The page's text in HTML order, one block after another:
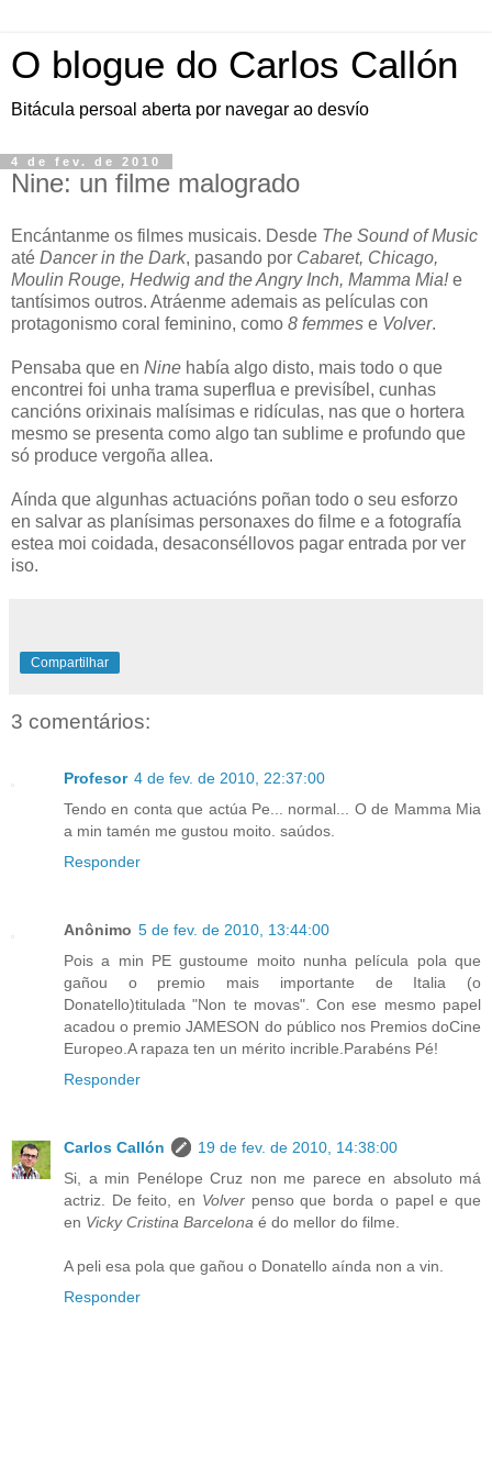
O blogue do Carlos Callón
Bitácula persoal aberta por navegar ao desvío
4 de fev. de 2010
Nine: un filme malogrado
Encántanme os filmes musicais. Desde The Sound of Music
até Dancer in the Dark, pasando por Cabaret, Chicago,
Moulin Rouge, Hedwig and the Angry Inch, Mamma Mia!e
tantísimos outros. Atráenme ademais as películas con
protagonismo coral feminino, como 8 femmes e Volver.
Pensaba que en Nine había algo disto, mais todo o que
encontrei foi unha trama superflua e previsíbel, cunhas
cancións orixinais malísimas e ridículas, nas que o hortera
mesmo se presenta como algo tan sublime e profundo que
só produce vergoña allea.
Aínda que algunhas actuacións poñan todo o seu esforzo
en salvar as planísimas personaxes do filme e a fotografía
estea moi coidada, desaconséllovos pagar entrada por ver
iso.
Compartilhar
3 comentários:
Profesor 4 de fev. de 2010, 22:37:00
Tendo en conta que actúa Pe... normal... O de Mamma Mia
a min tamén me gustou moito. saúdos.
Responder
Anônimo 5 de fev. de 2010, 13:44:00
Pois a min PE gustoume moito nunha película pola que
gañou o premio mais importante de Italia (o
Donatello)titulada "Non te movas". Con ese mesmo papel
acadou o premio JAMESON do público nos Premios doCine
Europeo.A rapaza ten un mérito incrible.Parabéns Pé!
Responder
Carlos Callón
19 de fev. de 2010, 14:38:00
Si, a min Penélope Cruz non me parece en absoluto má
actriz. De feito, en Volverpenso que borda o papel e que
en Vicky Cristina Barcelona é do mellor do filme.
A peli esa pola que gañou o Donatello aínda non a vin.
Responder